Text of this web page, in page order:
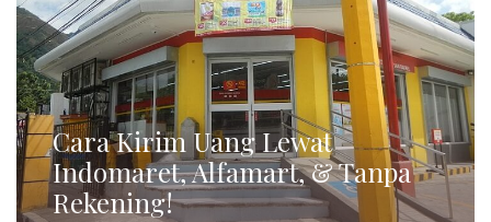
Cara Kirim Uang Lewat
Indomaret, Alfamart, & Tanpa
Rekening!